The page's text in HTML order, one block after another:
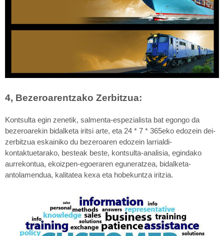
4, Bezeroarentzako Zerbitzua:
Kontsulta egin zenetik, salmenta-espezialista bat egongo da
bezeroarekin bidalketa iritsi arte, eta 24 * 7 * 365eko edozein dei-
zerbitzua eskainiko du bezeroaren edozein larrialdi-
kontaktuetarako, besteak beste, kontsulta-analisia, egindako
aurrekontua, ekoizpen-egoeraren eguneratzea, bidalketa-
antolamendua, kalitatea kexa eta hobekuntza iritzia.